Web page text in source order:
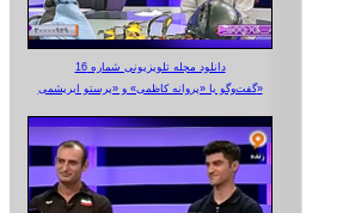
دانلود مجله تلویزیونی شماره 16
گفت‌وگو با «پروانه کاظمی» و «پرستو‌ ابریشمی»